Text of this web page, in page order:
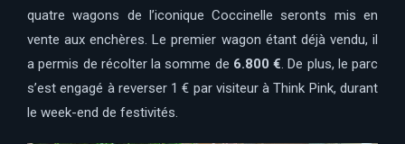
quatre wagons de l’iconique Coccinelle seronts mis en
vente aux enchères. Le premier wagon étant déjà vendu, il
a permis de récolter la somme de 6.800 €. De plus, le parc
s’est engagé à reverser 1 € par visiteur à Think Pink, durant
le week-end de festivités.